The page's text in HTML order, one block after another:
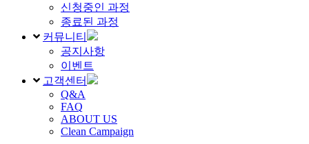
신청중인 과정
종료된 과정
커뮤니티
공지사항
이벤트
고객센터
Q&A
FAQ
ABOUT US
Clean Campaign